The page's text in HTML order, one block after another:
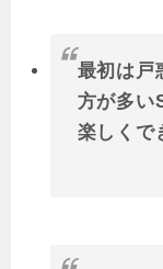
最初は戸
方が多い
楽しくで